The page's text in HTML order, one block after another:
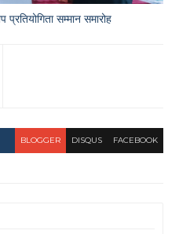
सम्मान समारोह
BLOGGER DISQUS FACEBOOK